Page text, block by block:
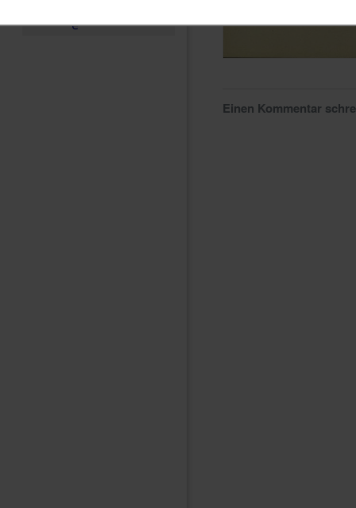
e
Einen Kommentar